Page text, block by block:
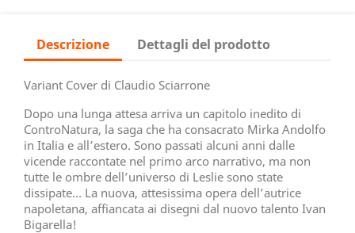
Descrizione Dettagli del prodotto
Variant Cover di Claudio Sciarrone
Dopo una lunga attesa arriva un capitolo inedito di
ControNatura, la saga che ha consacrato Mirka Andolfo
in Italia e all’estero. Sono passati alcuni anni dalle
vicende raccontate nel primo arco narrativo, ma non
tutte le ombre dell’universo di Leslie sono state
dissipate… La nuova, attesissima opera dell’autrice
napoletana, affiancata ai disegni dal nuovo talento Ivan
Bigarella!